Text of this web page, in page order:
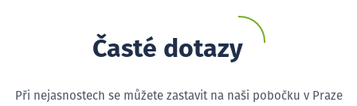
Časté dotazy
Při nejasnostech se můžete zastavit na naši pobočku v Praze